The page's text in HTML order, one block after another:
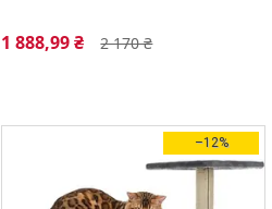
2 170 ₴
1 888,99 ₴
–12%